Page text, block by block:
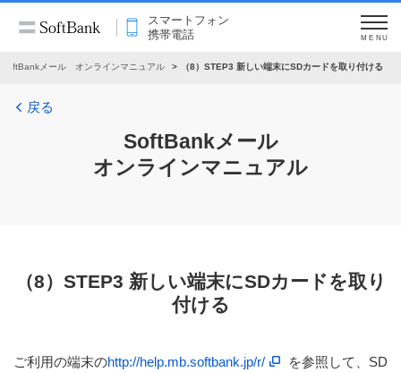
スマートフォン
携帯電話
MENU
SoftBankメール オンラインマニュアル （8）STEP3 新しい端末にSDカードを取り付ける
戻る
SoftBankメール
オンラインマニュアル
（8）STEP3 新しい端末にSDカードを取り
付ける
ご利用の端末のhttp://help.mb.softbank.jp/r/
を参照して、SD